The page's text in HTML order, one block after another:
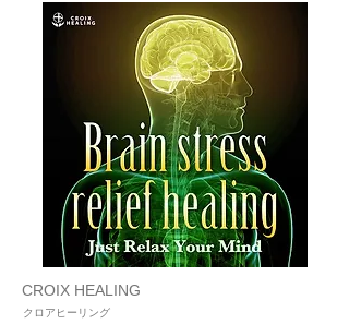
CROIX HEALING
クロアヒーリング